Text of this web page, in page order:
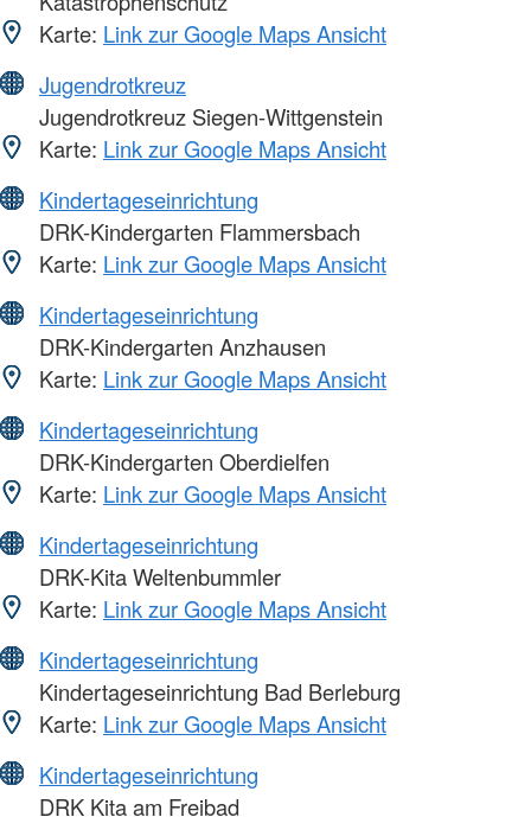
Karte: Link zur Google Maps Ansicht
Jugendrotkreuz
Jugendrotkreuz Siegen-Wittgenstein
Karte: Link zur Google Maps Ansicht
Kindertageseinrichtung
DRK-Kindergarten Flammersbach
Karte: Link zur Google Maps Ansicht
Kindertageseinrichtung
DRK-Kindergarten Anzhausen
Karte: Link zur Google Maps Ansicht
Kindertageseinrichtung
DRK-Kindergarten Oberdielfen
Karte: Link zur Google Maps Ansicht
Kindertageseinrichtung
DRK-Kita Weltenbummler
Karte: Link zur Google Maps Ansicht
Kindertageseinrichtung
Kindertageseinrichtung Bad Berleburg
Karte: Link zur Google Maps Ansicht
Kindertageseinrichtung
DRK Kita am Freibad